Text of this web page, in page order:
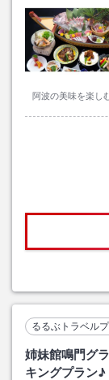
阿波の美味を楽し
るるぶトラベル
姉妹館鳴門グ
キングプラン♪